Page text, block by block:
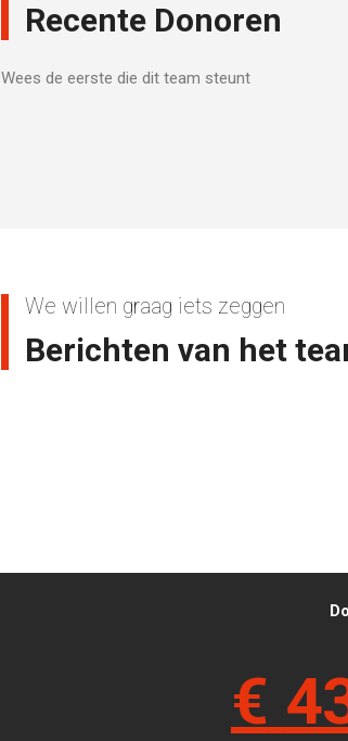
Recente Donoren
Wees de eerste die dit team steunt
We willen graag iets zeggen
Berichten van het
€